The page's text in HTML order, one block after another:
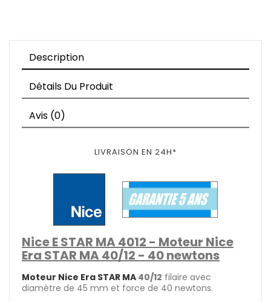
Description
Détails Du Produit
Avis (0)
LIVRAISON EN 24H*
Nice E STAR MA 4012 - Moteur Nice
Era STAR MA 40/12 - 40 newtons
Moteur Nice Era STAR MA 40/12 filaire avec
diamètre de 45 mm et force de 40 newtons.